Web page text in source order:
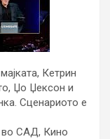
Кетрин
Џо Џексон и
Сценариото е
во САД, Кино